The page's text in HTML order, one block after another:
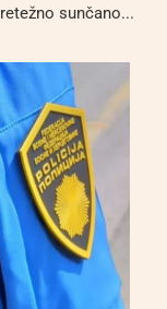
sunčano...